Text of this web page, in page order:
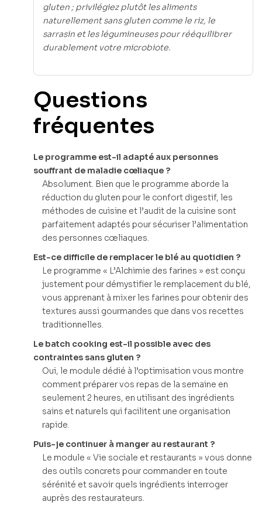
gluten ; privilégiez plutôt les aliments
naturellement sans gluten comme le riz, le
sarrasin et les légumineuses pour rééquilibrer
durablement votre microbiote.
Questions
fréquentes
Le programme est-il adapté aux personnes
souffrant de maladie cœliaque ?
Absolument. Bien que le programme aborde la
réduction du gluten pour le confort digestif, les
méthodes de cuisine et l’audit de la cuisine sont
parfaitement adaptés pour sécuriser l’alimentation
des personnes cœliaques.
Est-ce difficile de remplacer le blé au quotidien ?
Le programme « L’Alchimie des farines » est conçu
justement pour démystifier le remplacement du blé,
vous apprenant à mixer les farines pour obtenir des
textures aussi gourmandes que dans vos recettes
traditionnelles.
Le batch cooking est-il possible avec des
contraintes sans gluten ?
Oui, le module dédié à l’optimisation vous montre
comment préparer vos repas de la semaine en
seulement 2 heures, en utilisant des ingrédients
sains et naturels qui facilitent une organisation
rapide.
Puis-je continuer à manger au restaurant ?
Le module « Vie sociale et restaurants » vous donne
des outils concrets pour commander en toute
sérénité et savoir quels ingrédients interroger
auprès des restaurateurs.